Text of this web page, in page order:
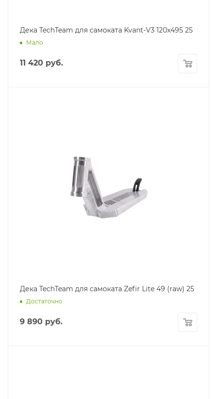
Дека TechTeam для самоката Kvant-V3 120x495 25
Мало
11 420 руб.
Дека TechTeam для самоката Zefir Lite 49 (raw) 25
Достаточно
9 890 руб.